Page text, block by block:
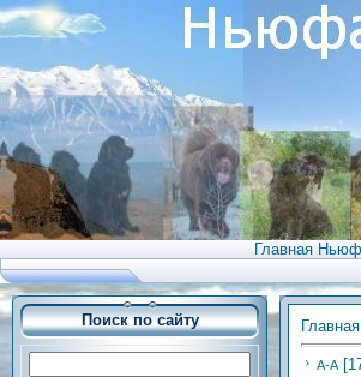
Главная
Поиск по сайту Главная
А-А